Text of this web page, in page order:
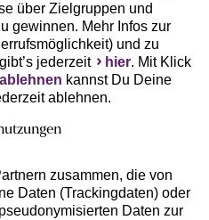
über Zielgruppen und
gewinnen. Mehr Infos zur
und zu
jederzeit
hier. Mit Klick
kannst Du Deine
ablehnen.
zusammen, die von
Daten (Trackingdaten) oder
Daten zur